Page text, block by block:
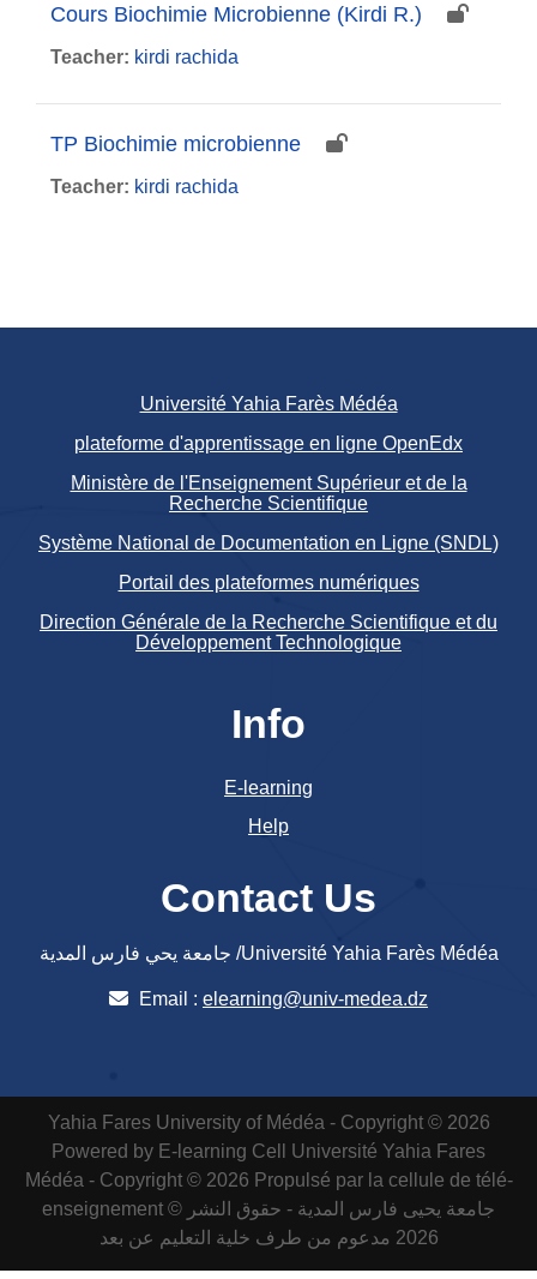
Cours Biochimie Microbienne (Kirdi R.)
Teacher: kirdi rachida
TP Biochimie microbienne
Teacher: kirdi rachida
Université Yahia Farès Médéa
plateforme d'apprentissage en ligne OpenEdx
Ministère de l'Enseignement Supérieur et de la
Recherche Scientifique
Système National de Documentation en Ligne (SNDL)
Portail des plateformes numériques
Direction Générale de la Recherche Scientifique et du
Développement Technologique
Info
E-learning
Help
Contact Us
جامعة يحي فارس المدية /Université Yahia Farès Médéa
Email : elearning@univ-medea.dz
Yahia Fares University of Médéa - Copyright © 2026
Powered by E-learning Cell
Université Yahia Fares
Médéa - Copyright © 2026 Propulsé par la cellule de télé-
enseignement جامعة يحيى فارس المدية - حقوق النشر ©
2026 مدعوم من طرف خلية التعليم عن بعد